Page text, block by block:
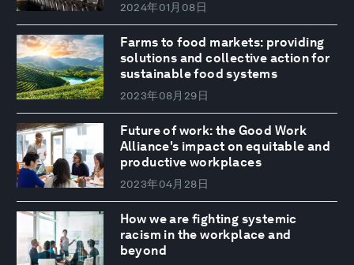
2024年01月08日
Farms to food markets: providing
solutions and collective action for
sustainable food systems
2023年08月29日
Future of work: the Good Work
Alliance's impact on equitable and
productive workplaces
2023年04月28日
How we are fighting systemic
racism in the workplace and
beyond